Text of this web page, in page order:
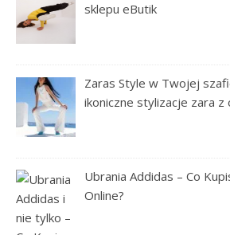
sklepu eButik
Zaras Style w Twojej
ikoniczne stylizacje zara
Ubrania Addidas – Co
Online?